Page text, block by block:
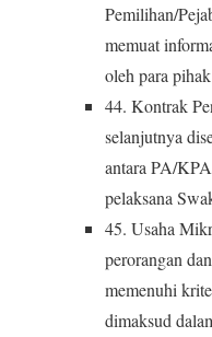
Pemilihan/
memuat
oleh para
44. Kontrak
selanjutnya
antara PA/
pelaksana
45. Usaha
perorangan
memenuhi
dimaksud